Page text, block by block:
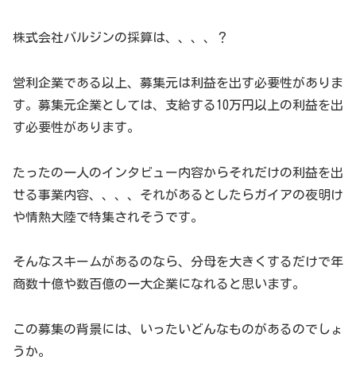
株式会社バルジンの採算は、、、、？
営利企業である以上、募集元は利益を出す必要性がありま
す。募集元企業としては、支給する10万円以上の利益を出
す必要性があります。
たったの一人のインタビュー内容からそれだけの利益を出
せる事業内容、、、、それがあるとしたらガイアの夜明け
や情熱大陸で特集されそうです。
そんなスキームがあるのなら、分母を大きくするだけで年
商数十億や数百億の一大企業になれると思います。
この募集の背景には、いったいどんなものがあるのでしょ
うか。